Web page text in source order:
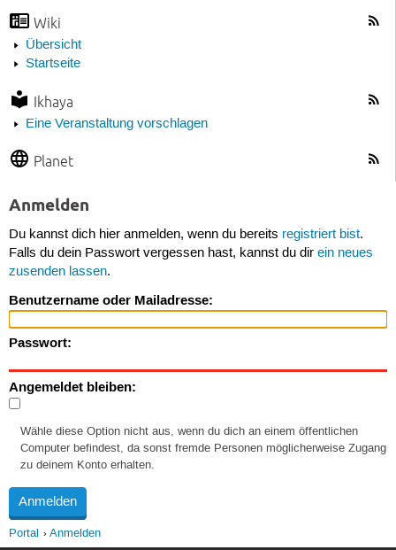
Wiki
Übersicht
Startseite
Ikhaya
Eine Veranstaltung vorschlagen
Planet
Anmelden
Du kannst dich hier anmelden, wenn du bereits registriert bist.
Falls du dein Passwort vergessen hast, kannst du dir ein neues
zusenden lassen.
Benutzername oder Mailadresse:
Passwort:
Angemeldet bleiben:
Wähle diese Option nicht aus, wenn du dich an einem öffentlichen
Computer befindest, da sonst fremde Personen möglicherweise Zugang
zu deinem Konto erhalten.
Portal Anmelden